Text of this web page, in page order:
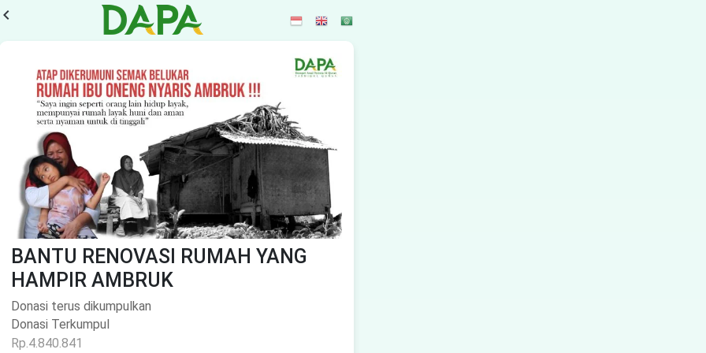
BANTU RENOVASI RUMAH YANG
HAMPIR AMBRUK
Donasi terus dikumpulkan
Donasi Terkumpul
Rp.4.840.841